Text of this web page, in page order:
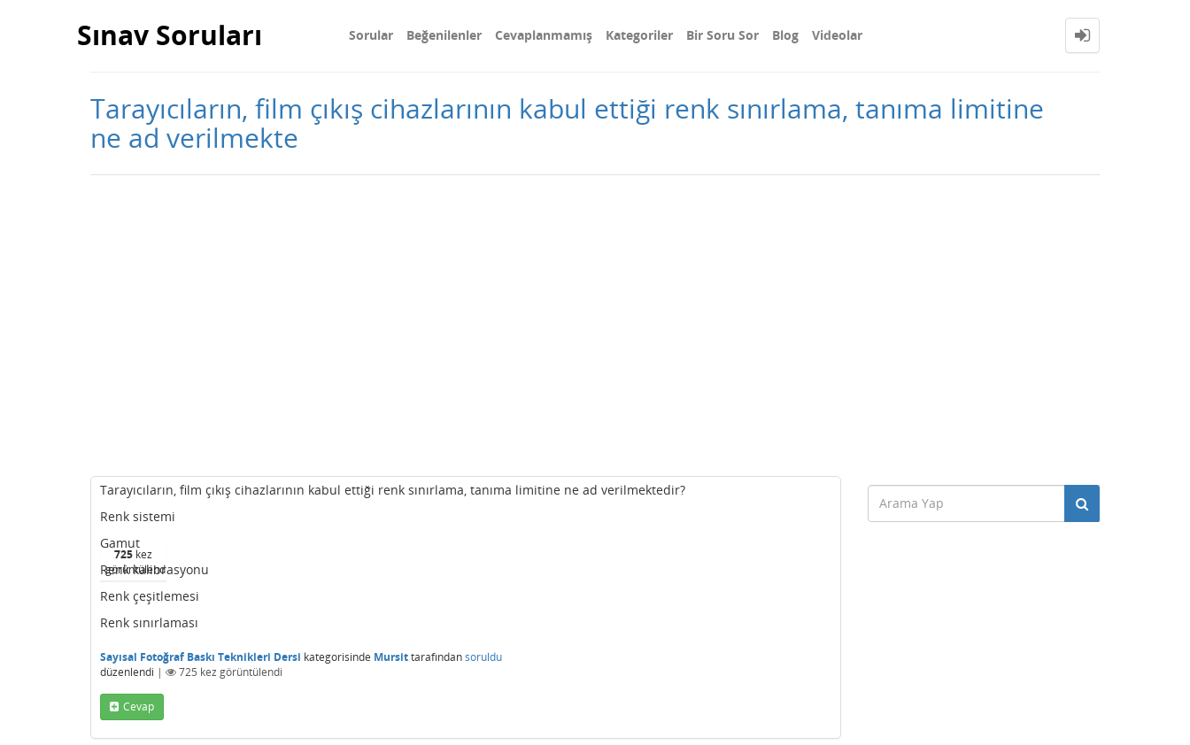
Sınav Soruları Sorular Beğenilenler Cevaplanmamış Kategoriler Bir Soru Sor Blog Videolar
Tarayıcıların, film çıkış cihazlarının kabul ettiği renk sınırlama, tanıma limitine
ne ad verilmekte
725 kez
görüntülendi
Tarayıcıların, film çıkış cihazlarının kabul ettiği renk sınırlama, tanıma limitine ne ad verilmektedir?
Renk sistemi
Gamut
Renk kalibrasyonu
Renk çeşitlemesi
Renk sınırlaması
Sayısal Fotoğraf Baskı Teknikleri Dersi kategorisinde Mursittarafındansoruldu
düzenlendi | 725 kez görüntülendi
Cevap